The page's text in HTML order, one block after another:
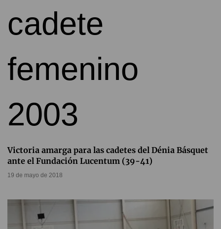
Victoria amarga para las cadetes del Dénia Básquet
ante el Fundación Lucentum (39-41)
19 de mayo de 2018